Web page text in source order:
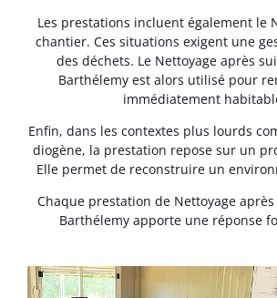
Les prestations incluent également le
chantier. Ces situations exigent une
des déchets. Le Nettoyage après
Barthélemy est alors utilisé pour
immédiatement
Enfin, dans les contextes plus lourds
diogène, la prestation repose sur un
Elle permet de reconstruire un
Chaque prestation de Nettoyage
Barthélemy apporte une réponse